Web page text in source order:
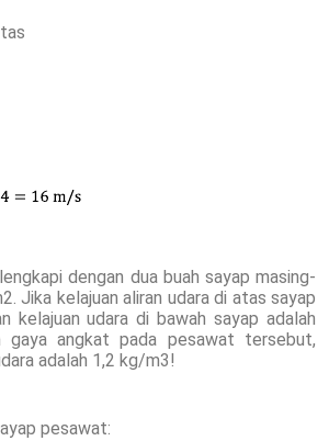
dengan dua buah sayap masing-
Jika kelajuan aliran udara di atas sayap
kelajuan udara di bawah sayap adalah
angkat pada pesawat tersebut,
adalah 1,2 kg/m3!
pesawat: